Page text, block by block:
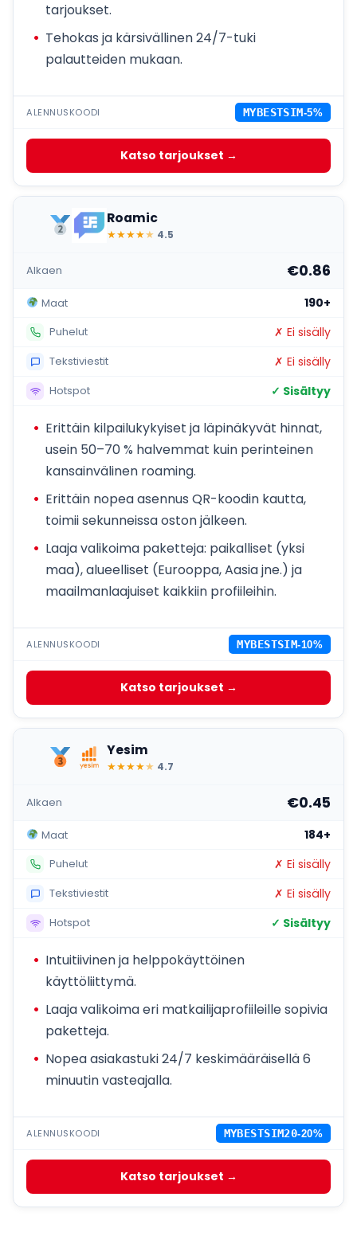
tarjoukset.
Tehokas ja kärsivällinen 24/7-tuki
palautteiden mukaan.
ALENNUSKOODI MYBESTSIM-5%
Katso tarjoukset →
Roamic
★★★★★ 4.5
Alkaen €0.86
Maat 190+
Puhelut ✗ Ei sisälly
Tekstiviestit ✗ Ei sisälly
Hotspot ✓ Sisältyy
Erittäin kilpailukykyiset ja läpinäkyvät hinnat,
usein 50–70 % halvemmat kuin perinteinen
kansainvälinen roaming.
Erittäin nopea asennus QR-koodin kautta,
toimii sekunneissa oston jälkeen.
Laaja valikoima paketteja: paikalliset (yksi
maa), alueelliset (Eurooppa, Aasia jne.) ja
maailmanlaajuiset kaikkiin profiileihin.
ALENNUSKOODI MYBESTSIM-10%
Katso tarjoukset →
Yesim
★★★★★ 4.7
Alkaen €0.45
Maat 184+
Puhelut ✗ Ei sisälly
Tekstiviestit ✗ Ei sisälly
Hotspot ✓ Sisältyy
Intuitiivinen ja helppokäyttöinen
käyttöliittymä.
Laaja valikoima eri matkailijaprofiileille sopivia
paketteja.
Nopea asiakastuki 24/7 keskimääräisellä 6
minuutin vasteajalla.
ALENNUSKOODI MYBESTSIM20-20%
Katso tarjoukset →